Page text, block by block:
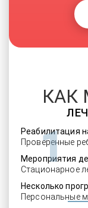
Реабилитация
Проверенные
Мероприятия
Стационарное
Несколько
Персональные
КАК
1